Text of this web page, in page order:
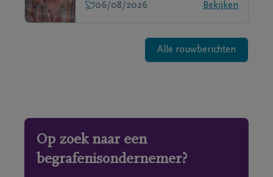
06/08/2026
Bekijken
Alle rouwberichten
Op zoek naar een
begrafenisondernemer?